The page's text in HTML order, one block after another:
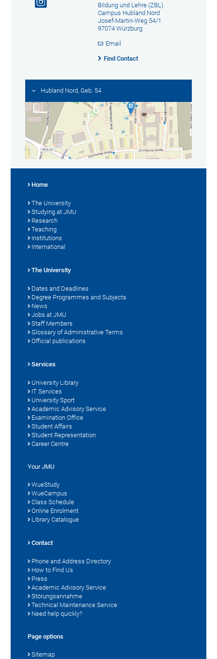
Bildung und Lehre (ZBL)
Campus Hubland Nord
Josef-Martin-Weg 54/1
97074 Würzburg
Email
Find Contact
Hubland Nord, Geb. 54
Home
The University
Studying at JMU
Research
Teaching
Institutions
International
The University
Dates and Deadlines
Degree Programmes and Subjects
News
Jobs at JMU
Staff Members
Glossary of Administrative Terms
Official publications
Services
University Library
IT Services
University Sport
Academic Advisory Service
Examination Office
Student Affairs
Student Representation
Career Centre
Your JMU
WueStudy
WueCampus
Class Schedule
Online Enrolment
Library Catalogue
Contact
Phone and Address Directory
How to Find Us
Press
Academic Advisory Service
Störungsannahme
Technical Maintenance Service
Need help quickly?
Page options
Sitemap